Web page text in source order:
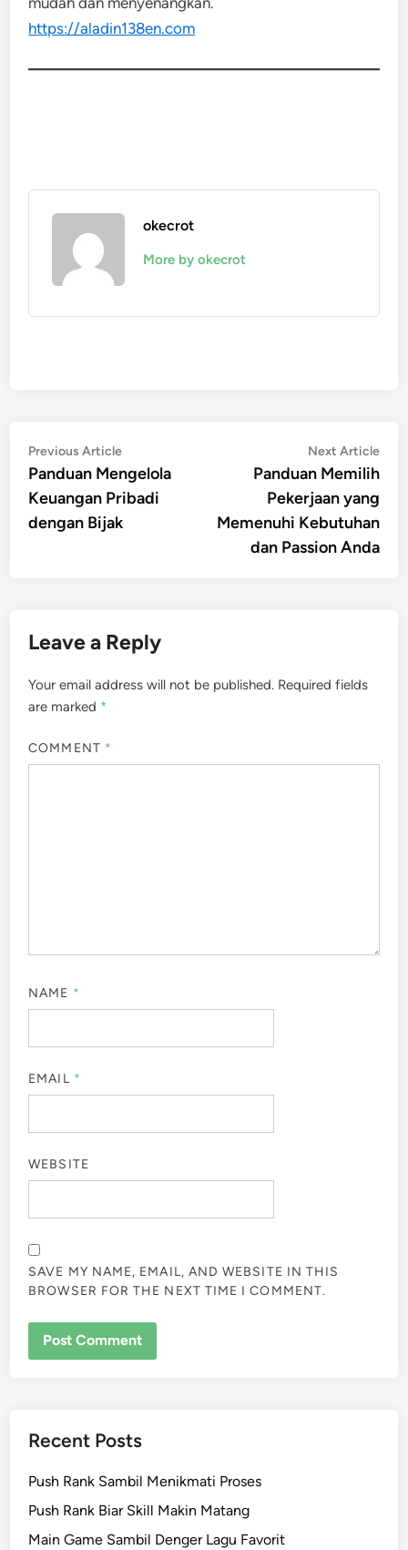
https://aladin138en.com
okecrot
More by okecrot
Post
navigation
Previous ArticlePrevious
article:
Panduan Mengelola
Keuangan Pribadi
dengan Bijak
Next Article
Panduan Memilih
Pekerjaan yang
Memenuhi Kebutuhan
dan Passion Anda
Leave a Reply
Your email address will not be published. Required fields
are marked *
COMMENT *
NAME *
EMAIL *
WEBSITE
SAVE MY NAME, EMAIL, AND WEBSITE IN THIS
BROWSER FOR THE NEXT TIME I COMMENT.
Recent Posts
Push Rank Sambil Menikmati Proses
Push Rank Biar Skill Makin Matang
Main Game Sambil Denger Lagu Favorit